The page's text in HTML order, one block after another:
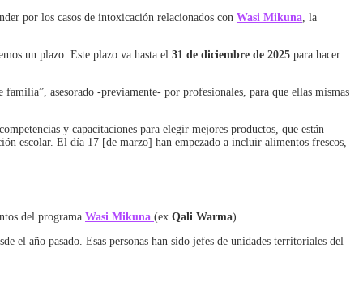
por los casos de intoxicación relacionados con Wasi Mikuna , la
un plazo. Este plazo va hasta el 31 de diciembre de 2025 para hacer
asesorado -previamente- por profesionales, para que ellas mismas
y capacitaciones para elegir mejores productos, que están
escolar. El día 17 [de marzo] han empezado a incluir alimentos frescos,
del programa Wasi Mikuna (ex Qali Warma).
el año pasado. Esas personas han sido jefes de unidades territoriales del